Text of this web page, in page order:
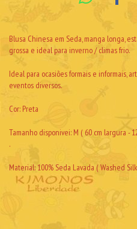
Blusa Chinesa em Seda, manga longa,
grossa e ideal para inverno / climas frio.
Ideal para ocasiões formais e informais,
eventos diversos.
Cor: Preta
Tamanho disponivei: M ( 60 cm largura -
.
Material: 100% Seda Lavada ( Washed